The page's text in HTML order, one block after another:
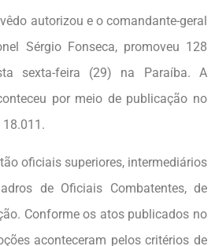
autorizou e o comandante-geral
Sérgio Fonseca, promoveu 128
sexta-feira (29) na Paraíba. A
por meio de publicação no
18.011.
oficiais superiores, intermediários
de Oficiais Combatentes, de
Conforme os atos publicados no
aconteceram pelos critérios de